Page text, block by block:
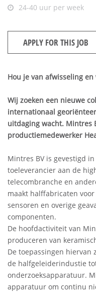
24-40 uur per week
APPLY FOR THIS JOB
Hou je van afwisseling
Wij zoeken een nieuwe
internationaal
uitdaging wacht. Mintres
productiemedewerker
Mintres BV is gevestigd
toeleverancier aan de
telecombranche en
maakt halffabricaten
sensoren en overige
componenten.
De hoofdactiviteit van
produceren van
De toepassingen hiervan
de halfgeleiderindustie
onderzoeksapparatuur.
apparatuur om continu